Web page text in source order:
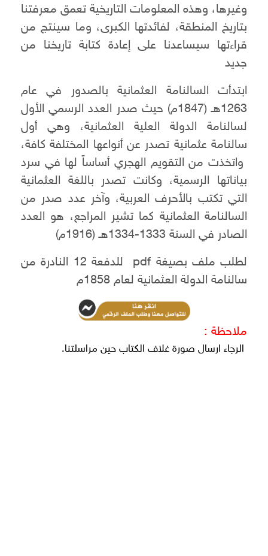
وغيرها، وهذه المعلومات التاريخية تعمق معرفتنا
بتاريخ المنطقة، لفائدتها الكبرى، وما سينتج من
قراءتها سيساعدنا على إعادة كتابة تاريخنا من
جديد
ابتدأت السالنامة العثمانية بالصدور في عام
1263هـ (1847م) حيث صدر العدد الرسمي الأول
لسالنامة الدولة العلية العثمانية، وهي أول
سالنامة عثمانية تصدر عن أنواعها المختلفة كافة،
واتخذت من التقويم الهجري أساساً لها في سرد
بياناتها الرسمية، وكانت تصدر باللغة العثمانية
التي تكتب بالأحرف العربية، وآخر عدد صدر من
السالنامة العثمانية كما تشير المراجع، هو العدد
الصادر في السنة 1333-1334هـ (1916م)
لطلب ملف بصيغة pdf للدفعة 12 النادرة من
سالنامة الدولة العثمانية لعام 1858م
ملاحظة :
الرجاء ارسال صورة غلاف الكتاب حين مراسلتنا.